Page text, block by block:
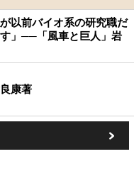
以前バイオ系の研究職だ
」──「風車と巨人」岩
康著